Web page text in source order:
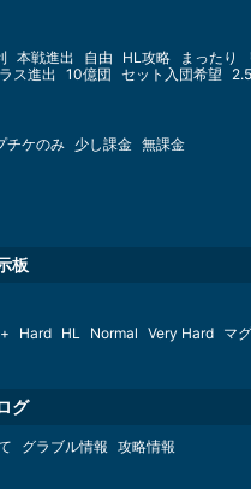
本戦進出 自由 HL攻略 まったり
ス進出 10億団 セット入団希望
チケのみ 少し課金 無課金
板
Hard HL Normal Very Hard マ
グ
グラブル情報 攻略情報